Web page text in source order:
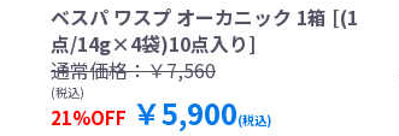
ベスパ ワスプ オーカニック 1箱 [(1
点/14g×4袋)10点入り]
通常価格：￥7,560
(税込)
21%OFF ￥5,900(税込)